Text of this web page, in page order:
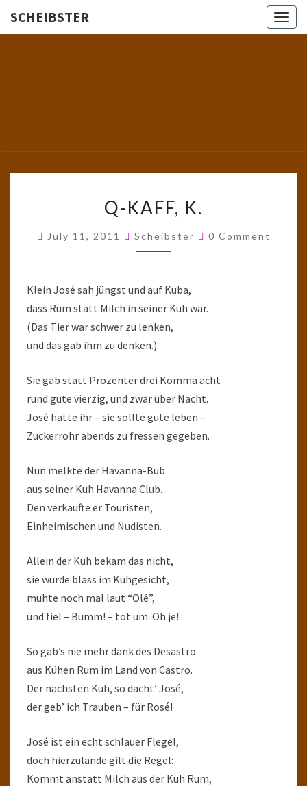
SCHEIBSTER
School!
KAFF,
Q-KAFF, K.
July 11, 2011 Scheibster Comments
0 Comment
Klein José sah jüngst und auf Kuba,
dass Rum statt Milch in seiner Kuh war.
(Das Tier war schwer zu lenken,
und das gab ihm zu denken.)
Sie gab statt Prozenter drei Komma acht
rund gute vierzig, und zwar über Nacht.
José hatte ihr – sie sollte gute leben –
Zuckerrohr abends zu fressen gegeben.
Nun melkte der Havanna-Bub
aus seiner Kuh Havanna Club.
Den verkaufte er Touristen,
Einheimischen und Nudisten.
Allein der Kuh bekam das nicht,
sie wurde blass im Kuhgesicht,
muhte noch mal laut “Olé”,
und fiel – Bumm! – tot um. Oh je!
So gab’s nie mehr dank des Desastro
aus Kühen Rum im Land von Castro.
Der nächsten Kuh, so dacht’ José,
der geb’ ich Trauben – für Rosé!
José ist ein echt schlauer Flegel,
doch hierzulande gilt die Regel:
Kommt anstatt Milch aus der Kuh Rum,